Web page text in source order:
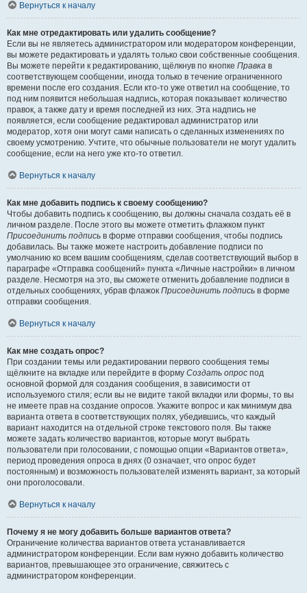
Вернуться к началу
Как мне отредактировать или удалить сообщение?
Если вы не являетесь администратором или модератором конференции,
вы можете редактировать и удалять только свои собственные сообщения.
Вы можете перейти к редактированию, щёлкнув по кнопке Правка в
соответствующем сообщении, иногда только в течение ограниченного
времени после его создания. Если кто-то уже ответил на сообщение, то
под ним появится небольшая надпись, которая показывает количество
правок, а также дату и время последней из них. Эта надпись не
появляется, если сообщение редактировал администратор или
модератор, хотя они могут сами написать о сделанных изменениях по
своему усмотрению. Учтите, что обычные пользователи не могут удалить
сообщение, если на него уже кто-то ответил.
Вернуться к началу
Как мне добавить подпись к своему сообщению?
Чтобы добавить подпись к сообщению, вы должны сначала создать её в
личном разделе. После этого вы можете отметить флажком пункт
Присоединить подпись в форме отправки сообщения, чтобы подпись
добавилась. Вы также можете настроить добавление подписи по
умолчанию ко всем вашим сообщениям, сделав соответствующий выбор в
параграфе «Отправка сообщений» пункта «Личные настройки» в личном
разделе. Несмотря на это, вы сможете отменить добавление подписи в
отдельных сообщениях, убрав флажок Присоединить подпись в форме
отправки сообщения.
Вернуться к началу
Как мне создать опрос?
При создании темы или редактировании первого сообщения темы
щёлкните на вкладке или перейдите в форму Создать опрос под
основной формой для создания сообщения, в зависимости от
используемого стиля; если вы не видите такой вкладки или формы, то вы
не имеете прав на создание опросов. Укажите вопрос и как минимум два
варианта ответа в соответствующих полях, убедившись, что каждый
вариант находится на отдельной строке текстового поля. Вы также
можете задать количество вариантов, которые могут выбрать
пользователи при голосовании, с помощью опции «Вариантов ответа»,
период проведения опроса в днях (0 означает, что опрос будет
постоянным) и возможность пользователей изменять вариант, за который
они проголосовали.
Вернуться к началу
Почему я не могу добавить больше вариантов ответа?
Ограничение количества вариантов ответа устанавливается
администратором конференции. Если вам нужно добавить количество
вариантов, превышающее это ограничение, свяжитесь с
администратором конференции.